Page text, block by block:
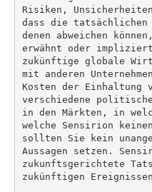
Risiken,
dass die tatsächlichen
denen abweichen
erwähnt oder impliziert
zukünftige globale
mit anderen
Kosten der Einhaltung
verschiedene
in den Märkten, in
welche Sensirion
sollten Sie kein
Aussagen setzen.
zukunftsgerichtete
zukünftigen